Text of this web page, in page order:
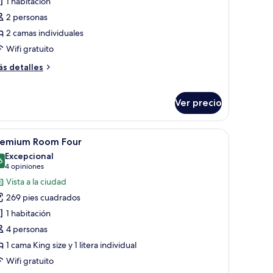
2 personas
2 camas individuales
Wifi gratuito
detalles
Ver precio
lámpara y pared con estampado.
escritorio y una silla. Caja de seguridad en la habitación y
6 Room Four
de 10
Excepcional
4 opiniones
(4
opiniones)
Vista a la ciudad
269 pies cuadrados
1 habitación
4 personas
1 cama King size y 1 litera individual
Wifi gratuito